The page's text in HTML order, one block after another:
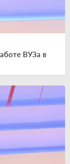
ВУЗа в